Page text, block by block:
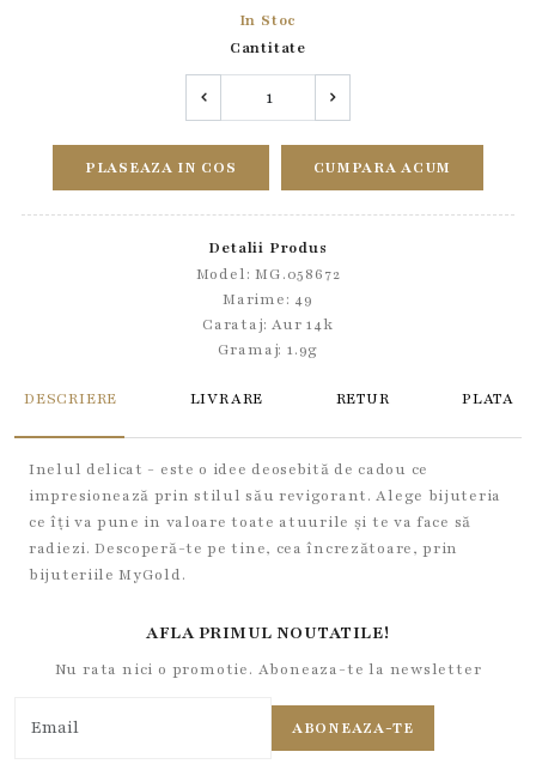
In Stoc
Cantitate
PLASEAZA IN COS CUMPARA ACUM
Detalii Produs
Model: MG.058672
Marime: 49
Carataj: Aur 14k
Gramaj: 1.9g
DESCRIERE LIVRARE RETUR PLATA
Inelul delicat - este o idee deosebită de cadou ce
impresionează prin stilul său revigorant. Alege bijuteria
ce îți va pune in valoare toate atuurile și te va face să
radiezi. Descoperă-te pe tine, cea încrezătoare, prin
bijuteriile MyGold.
AFLA PRIMUL NOUTATILE!
Nu rata nici o promotie. Aboneaza-te la newsletter
ABONEAZA-TE